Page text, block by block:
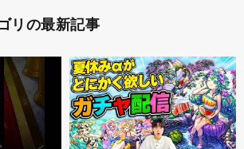
リの最新記事